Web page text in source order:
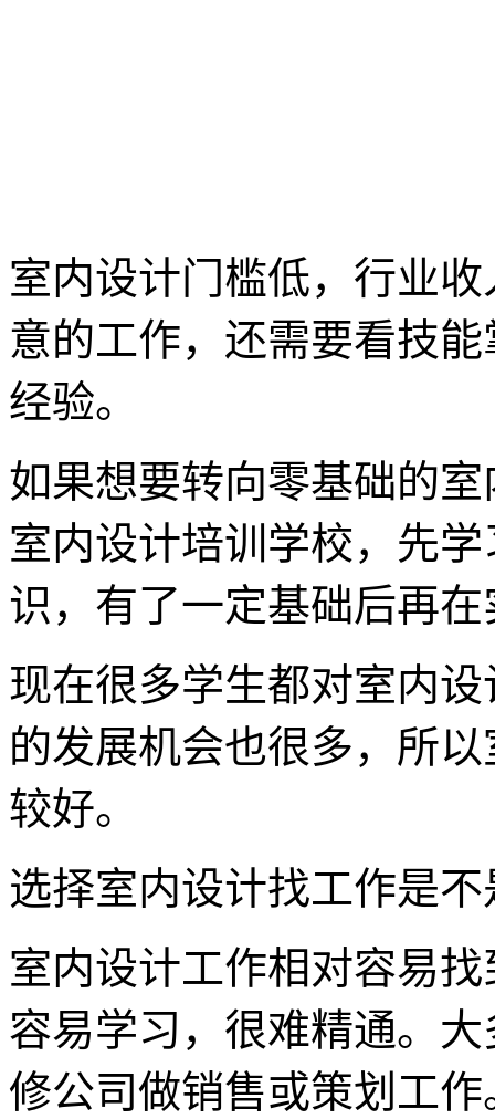
室内设计门槛低，行业
意的工作，还需要看技
经验。
如果想要转向零基础的
室内设计培训学校，先
识，有了一定基础后再
现在很多学生都对室内
的发展机会也很多，所
较好。
选择室内设计找工作是
室内设计工作相对容易
容易学习，很难精通。
修公司做销售或策划工